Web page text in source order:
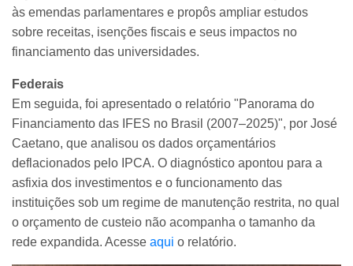
às emendas parlamentares e propôs ampliar estudos
sobre receitas, isenções fiscais e seus impactos no
financiamento das universidades.
Federais
Em seguida, foi apresentado o relatório "Panorama do
Financiamento das IFES no Brasil (2007–2025)", por José
Caetano, que analisou os dados orçamentários
deflacionados pelo IPCA. O diagnóstico apontou para a
asfixia dos investimentos e o funcionamento das
instituições sob um regime de manutenção restrita, no qual
o orçamento de custeio não acompanha o tamanho da
rede expandida. Acesse aqui o relatório.